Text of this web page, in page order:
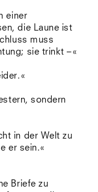
einer
die Laune ist
muss
sie trinkt –«
sondern
in der Welt zu
er sein.«
Briefe zu